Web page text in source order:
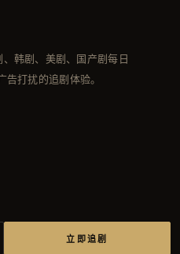
韩剧、美剧、国产剧每日
打扰的追剧体验。
立即追剧